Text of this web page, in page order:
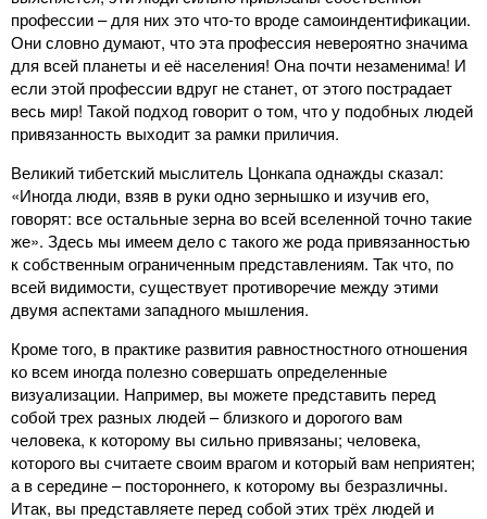
профессии – для них это что-то вроде самоиндентификации.
Они словно думают, что эта профессия невероятно значима
для всей планеты и её населения! Она почти незаменима! И
если этой профессии вдруг не станет, от этого пострадает
весь мир! Такой подход говорит о том, что у подобных людей
привязанность выходит за рамки приличия.
Великий тибетский мыслитель Цонкапа однажды сказал:
«Иногда люди, взяв в руки одно зернышко и изучив его,
говорят: все остальные зерна во всей вселенной точно такие
же». Здесь мы имеем дело с такого же рода привязанностью
к собственным ограниченным представлениям. Так что, по
всей видимости, существует противоречие между этими
двумя аспектами западного мышления.
Кроме того, в практике развития равностностного отношения
ко всем иногда полезно совершать определенные
визуализации. Например, вы можете представить перед
собой трех разных людей – близкого и дорогого вам
человека, к которому вы сильно привязаны; человека,
которого вы считаете своим врагом и который вам неприятен;
а в середине – постороннего, к которому вы безразличны.
Итак, вы представляете перед собой этих трёх людей и